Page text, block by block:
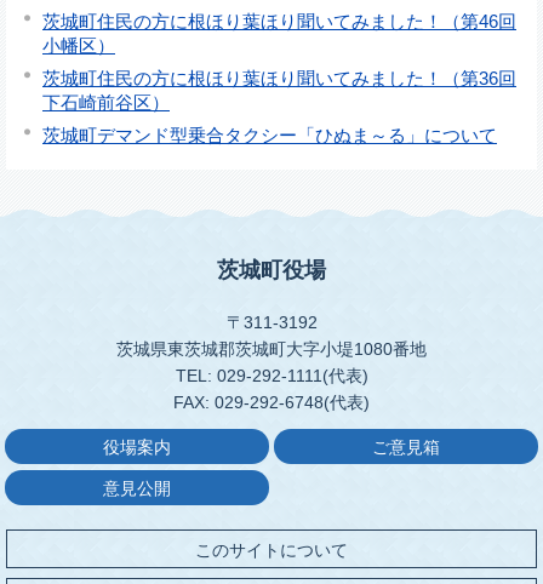
茨城町住民の方に根ほり葉ほり聞いてみました！（第46回
小幡区）
茨城町住民の方に根ほり葉ほり聞いてみました！（第36回
下石崎前谷区）
茨城町デマンド型乗合タクシー「ひぬま～る」について
茨城町役場
〒311-3192
茨城県東茨城郡茨城町大字小堤1080番地
TEL: 029-292-1111(代表)
FAX: 029-292-6748(代表)
役場案内 ご意見箱
意見公開
このサイトについて